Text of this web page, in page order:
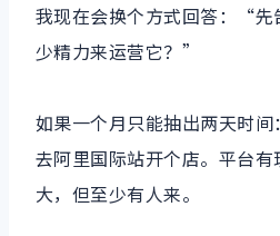
我现在会换个方式回答：“先
少精力来运营它？”
如果一个月只能抽出两天时间
去阿里国际站开个店。平台
大，但至少有人来。